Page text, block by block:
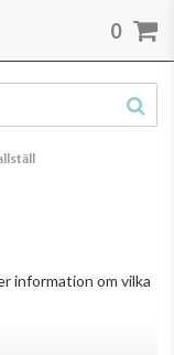
information om vilka
0